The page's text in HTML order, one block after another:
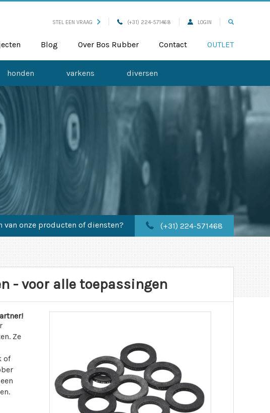
STEL EEN VRAAG (+31) 224-571468 LOGIN
Blog Over Bos Rubber Contact OUTLET
honden varkens diversen
van onze producten of diensten? (+31) 224-571468
- voor alle toepassingen
Ze
of